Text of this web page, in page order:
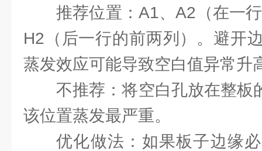
推荐位置：A1、A2（在一
H2（后一行的前两列）。避开
蒸发效应可能导致空白值异常升
不推荐：将空白孔放在整板
该位置蒸发最严重。
优化做法：如果板子边缘